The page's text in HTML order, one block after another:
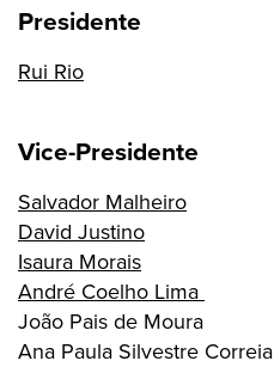
Presidente
Rui Rio
Vice-Presidente
Salvador Malheiro
David Justino
Isaura Morais
André Coelho Lima
João Pais de Moura
Ana Paula Silvestre Correia